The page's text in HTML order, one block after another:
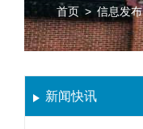
首页 > 信息发布
新闻快讯